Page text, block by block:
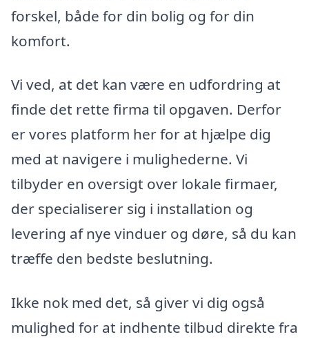
forskel, både for din bolig og for din
komfort.
Vi ved, at det kan være en udfordring at
finde det rette firma til opgaven. Derfor
er vores platform her for at hjælpe dig
med at navigere i mulighederne. Vi
tilbyder en oversigt over lokale firmaer,
der specialiserer sig i installation og
levering af nye vinduer og døre, så du kan
træffe den bedste beslutning.
Ikke nok med det, så giver vi dig også
mulighed for at indhente tilbud direkte fra